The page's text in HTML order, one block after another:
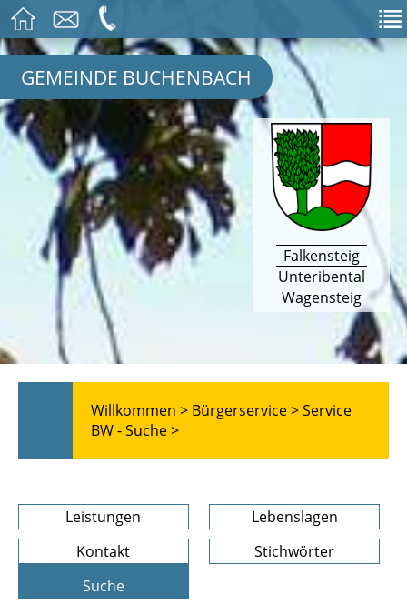
GEMEINDE BUCHENBACH
Falkensteig
Unteribental
Wagensteig
Willkommen > Bürgerservice >Service
BW - Suche >
Leistungen
Lebenslagen
Kontakt
Stichwörter
Suche